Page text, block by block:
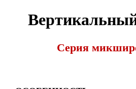
Серия